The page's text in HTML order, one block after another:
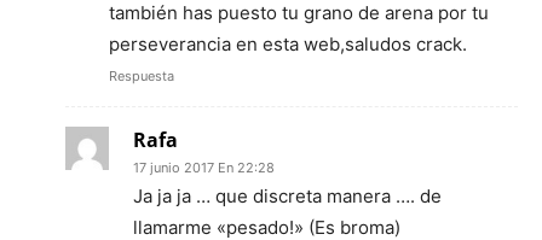
también has puesto tu grano de arena por tu
perseverancia en esta web,saludos crack.
Respuesta
Rafa
17 junio 2017 En 22:28
Ja ja ja … que discreta manera …. de
llamarme «pesado!» (Es broma)